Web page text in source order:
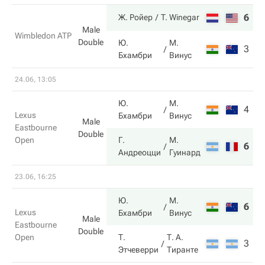
Wimbledon ATP
Male
Double
Ж. Ройер T. Winegar 6
Ю.
Бхамбри
М.
Винус
3
24.06, 13:05
Lexus
Eastbourne
Open
Male
Double
Ю.
Бхамбри
М.
Винус
4
Г.
Андреоцци
М.
Гуинард
6
23.06, 16:25
Lexus
Eastbourne
Open
Male
Double
Ю.
Бхамбри
М.
Винус
6
Т.
Этчеверри
Т. А.
Тиранте
3